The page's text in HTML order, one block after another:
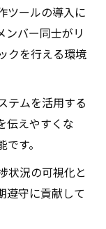
ツールの導入に
ンバー同士がリ
クを行える環境
テムを活用する
伝えやすくな
す。
状況の可視化と
遵守に貢献して